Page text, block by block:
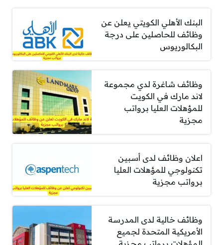
البنك الأهلي الكويتي يعلن عن
وظائف للحاصلين على درجة
البكالوريوس
وظائف شاغرة لدي مجموعة
لاند مارك في الكويت
للمؤهلات العليا برواتب
مجزية
اعلان وظائف لدى أسبين
تكنولوجي للمؤهلات العليا
برواتب مجزية
وظائف خالية لدى المدرسة
الأمريكية المتحدة لجميع